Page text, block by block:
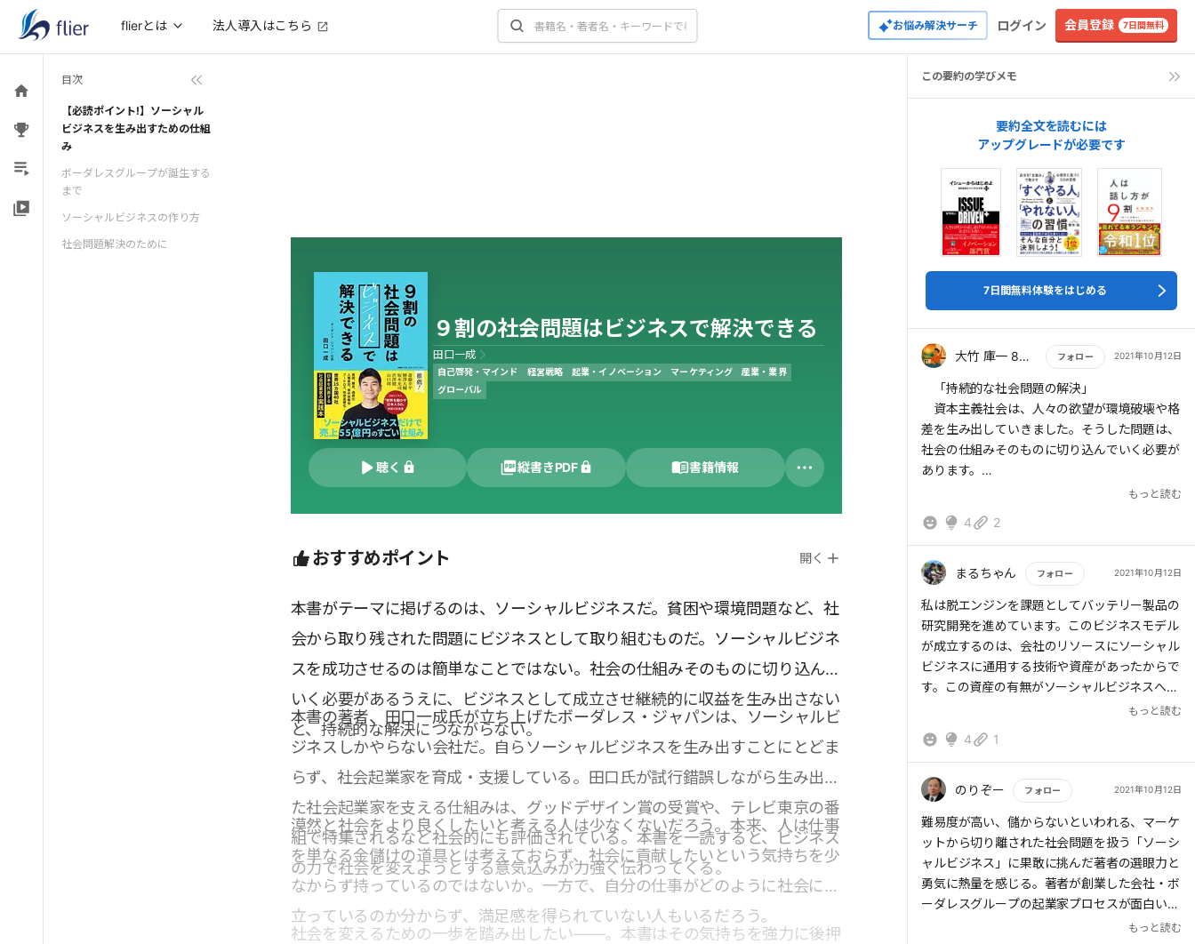
flierとは 法人導入はこちら お悩み解決サーチ ログイン 会員登録 7日間無料
目次
【必読ポイント!】ソーシャル
ビジネスを生み出すための仕組
み
ボーダレスグループが誕生する
まで
ソーシャルビジネスの作り方
社会問題解決のために
９割の社会問題はビジネスで解決できる
田口一成
自己啓発・マインド 経営戦略 起業・イノベーション マーケティング
産業・業界
グローバル
聴く 縦書きPDF 書籍情報
おすすめポイント 開く
本書がテーマに掲げるのは、ソーシャルビジネスだ。貧困や環境問題など、社
会から取り残された問題にビジネスとして取り組むものだ。ソーシャルビジネ
スを成功させるのは簡単なことではない。社会の仕組みそのものに切り込んで
いく必要があるうえに、ビジネスとして成立させ継続的に収益を生み出さない
と、持続的な解決につながらない。
本書の著者、田口一成氏が立ち上げたボーダレス・ジャパンは、ソーシャルビ
ジネスしかやらない会社だ。自らソーシャルビジネスを生み出すことにとどま
らず、社会起業家を育成・支援している。田口氏が試行錯誤しながら生み出し
た社会起業家を支える仕組みは、グッドデザイン賞の受賞や、テレビ東京の番
組で特集されるなど社会的にも評価されている。本書を一読すると、ビジネス
の力で社会を変えようとする意気込みが力強く伝わってくる。
漠然と社会をより良くしたいと考える人は少なくないだろう。本来、人は仕事
を単なる金儲けの道具とは考えておらず、社会に貢献したいという気持ちを少
なからず持っているのではないか。一方で、自分の仕事がどのように社会に役
立っているのか分からず、満足感を得られていない人もいるだろう。
社会を変えるための一歩を踏み出したい――。本書はその気持ちを強力に後押
この要約の学びメモ
要約全文を読むには
アップグレードが必要です
7日間無料体験をはじめる
大竹 庫一 860×Kura フォロー 2021年10月12日
もっと読む
「持続的な社会問題の解決」
資本主義社会は、人々の欲望が環境破壊や格
差を生み出していきました。そうした問題は、
社会の仕組みそのものに切り込んでいく必要が
あります。
率の追求です。しかし、ソーシャルビジネス
人々や地域の問題を扱います。そうした非効率
要請されています。
ソーシャルビジネスは、非効率を含んでビジ
ネスをデザインする必要があるため、従来型の
ビジネスより難易度は上がります。それゆえ、
自らを社会起業家のためのプラットフォームが
た外国人留学生たちが、日本人とともに暮らす
ことで、文化の違いを超えてお互いを理解しあ
う姿を見て、ビジネスは社会問題を直接的に解
決する手段になります。
ボーダレスグループのビジネスは、「ソーシ
ャルコンセプト」、「制約条件」、「ビジネス
もっと読む
4 2
まるちゃん フォロー 2021年10月12日
もっと読む
私は脱エンジンを課題としてバッテリー製品の
研究開発を進めています。このビジネスモデル
が成立するのは、会社のリソースにソーシャル
ビジネスに通用する技術や資産があったからで
す。この資産の有無がソーシャルビジネスへの
参入障壁を変えるのではないでしょうか？これ
います。
のように外れることを承知で資産を手に入れる
か？さまざまだと思います。決めては何か？企
画段階の儲けるシステム、つまり経営価値と手
段や手段のリスクなどのバランスが重要になっ
てくるのでしょう。
どの企業も所有資産や技術ノウハウでソーシャ
もっと読む
4 1
のりぞー フォロー 2021年10月12日
もっと読む
難易度が高い、儲からないといわれる、マーケ
ットから切り離された社会問題を扱う「ソーシ
ャルビジネス」に果敢に挑んだ著者の選眼力と
勇気に熱量を感じる。著者が創業した会社・ボ
ーダレスグループの起業家プロセスが面白い。
もっと読む